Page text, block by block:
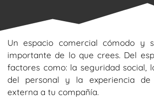
Un espacio comercial cómodo y
importante de lo que crees. Del
factores como: la seguridad social,
del personal y la experiencia de
externa a tu compañía.